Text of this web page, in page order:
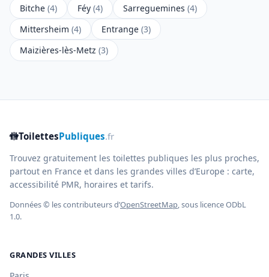
Bitche (4) Féy (4) Sarreguemines (4)
Mittersheim (4) Entrange (3)
Maizières-lès-Metz (3)
🚻ToilettesPubliques.fr
Trouvez gratuitement les toilettes publiques les plus proches,
partout en France et dans les grandes villes d’Europe : carte,
accessibilité PMR, horaires et tarifs.
Données © les contributeurs d’OpenStreetMap, sous licence ODbL
1.0.
GRANDES VILLES